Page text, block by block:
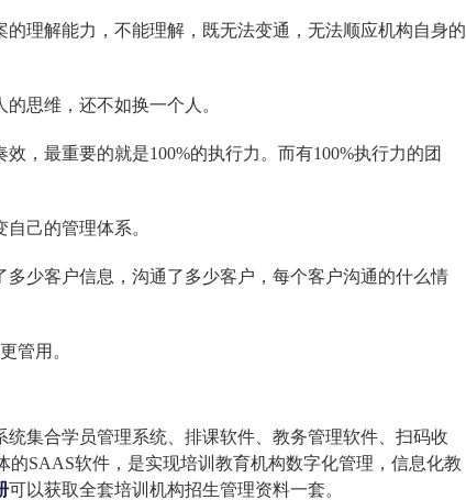
理解能力，不能理解，既无法变通，无法顺应机构自身的
思维，还不如换一个人。
，最重要的就是100%的执行力。而有100%执行力的团
己的管理体系。
少客户信息，沟通了多少客户，每个客户沟通的什么情
管用。
集合学员管理系统、排课软件、教务管理软件、扫码收
SAAS软件，是实现培训教育机构数字化管理，信息化教
可以获取全套培训机构招生管理资料一套。